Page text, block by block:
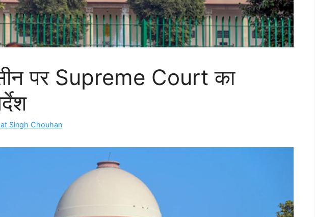
पर Supreme Court का
Singh Chouhan